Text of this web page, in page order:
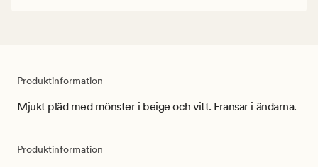
Produktinformation
Mjukt pläd med mönster i beige och vitt. Fransar i ändarna.
Produktinformation